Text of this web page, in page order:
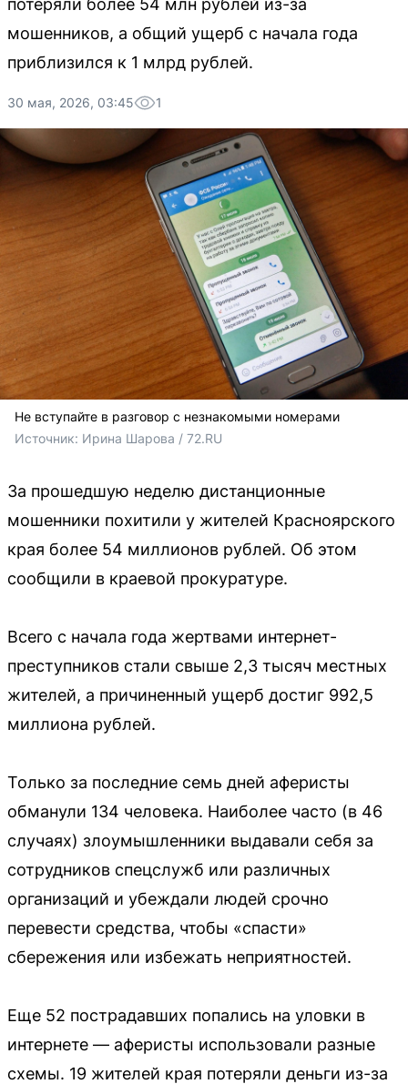
потеряли более 54 млн рублей из-за
мошенников, а общий ущерб с начала года
приблизился к 1 млрд рублей.
30 мая, 2026, 03:45 1
Не вступайте в разговор с незнакомыми номерами
Источник: Ирина Шарова / 72.RU
За прошедшую неделю дистанционные
мошенники похитили у жителей Красноярского
края более 54 миллионов рублей. Об этом
сообщили в краевой прокуратуре.
Всего с начала года жертвами интернет-
преступников стали свыше 2,3 тысяч местных
жителей, а причиненный ущерб достиг 992,5
миллиона рублей.
Только за последние семь дней аферисты
обманули 134 человека. Наиболее часто (в 46
случаях) злоумышленники выдавали себя за
сотрудников спецслужб или различных
организаций и убеждали людей срочно
перевести средства, чтобы «спасти»
сбережения или избежать неприятностей.
Еще 52 пострадавших попались на уловки в
интернете — аферисты использовали разные
схемы. 19 жителей края потеряли деньги из-за